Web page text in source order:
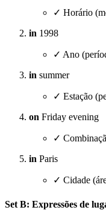
✓ Horário
in 1998
✓ Ano
in summer
✓ Estação
on Friday evening
✓
in Paris
✓ Cidade
Set B: Expressões de